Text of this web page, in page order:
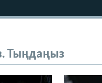
Тыңдаңыз